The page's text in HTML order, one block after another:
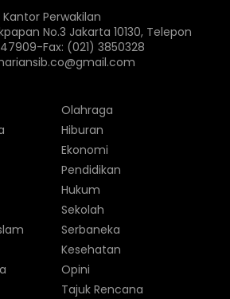
Kantor Perwakilan
No.3 Jakarta 10130, Telepon
Fax: (021) 3850328
Olahraga
Hiburan
Ekonomi
Pendidikan
Hukum
Sekolah
Serbaneka
Kesehatan
Opini
Tajuk Rencana